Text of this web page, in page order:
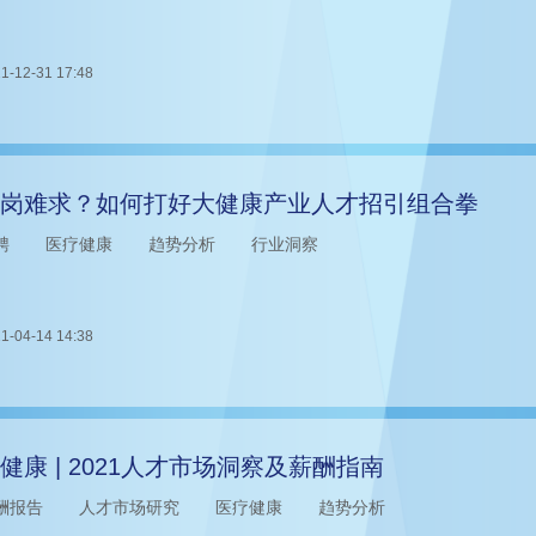
12-31 17:48
难求？如何打好大健康产业人才招引组合拳
医疗健康 趋势分析 行业洞察
04-14 14:38
康 | 2021人才市场洞察及薪酬指南
报告 人才市场研究 医疗健康 趋势分析